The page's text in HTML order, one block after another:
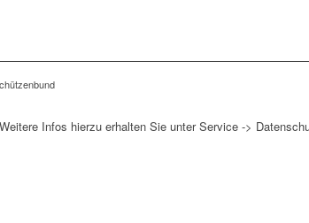
Infos hierzu erhalten Sie unter Service ->